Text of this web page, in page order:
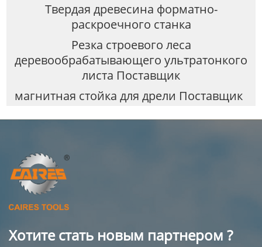
Твердая древесина форматно-
раскроечного станка
Резка строевого леса
деревообрабатывающего ультратонкого
листа Поставщик
магнитная стойка для дрели Поставщик
Хотите стать новым партнером ?